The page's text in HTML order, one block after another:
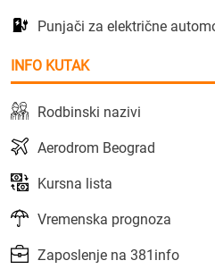
Punjači za električne
INFO KUTAK
Rodbinski nazivi
Aerodrom Beograd
Kursna lista
Vremenska prognoza
Zaposlenje na 381info